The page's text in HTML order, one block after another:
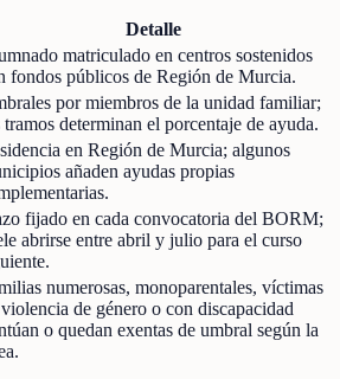
Detalle
matriculado en centros sostenidos
fondos públicos de Región de Murcia.
por miembros de la unidad familiar;
tramos determinan el porcentaje de ayuda.
en Región de Murcia; algunos
añaden ayudas propias
fijado en cada convocatoria del BORM;
abrirse entre abril y julio para el curso
numerosas, monoparentales, víctimas
de género o con discapacidad
o quedan exentas de umbral según la